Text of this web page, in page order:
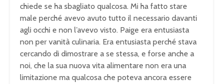
chiede se ha sbagliato qualcosa. Mi ha fatto stare
male perché avevo avuto tutto il necessario davanti
agli occhi e non l’avevo visto. Paige era entusiasta
non per vanità culinaria. Era entusiasta perché stava
cercando di dimostrare a se stessa, e forse anche a
noi, che la sua nuova vita alimentare non era una
limitazione ma qualcosa che poteva ancora essere